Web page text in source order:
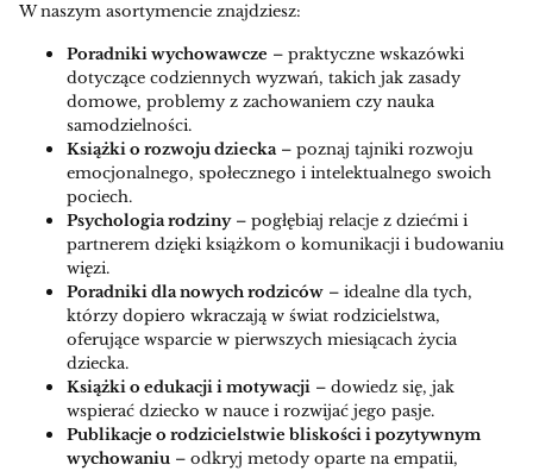
W naszym asortymencie znajdziesz:
Poradniki wychowawcze – praktyczne wskazówki
dotyczące codziennych wyzwań, takich jak zasady
domowe, problemy z zachowaniem czy nauka
samodzielności.
Książki o rozwoju dziecka– poznaj tajniki rozwoju
emocjonalnego, społecznego i intelektualnego swoich
pociech.
Psychologia rodziny– pogłębiaj relacje z dziećmi i
partnerem dzięki książkom o komunikacji i budowaniu
więzi.
Poradniki dla nowych rodziców – idealne dla tych,
którzy dopiero wkraczają w świat rodzicielstwa,
oferujące wsparcie w pierwszych miesiącach życia
dziecka.
Książki o edukacji i motywacji – dowiedz się, jak
wspierać dziecko w nauce i rozwijać jego pasje.
Publikacje o rodzicielstwie bliskości i pozytywnym
wychowaniu – odkryj metody oparte na empatii,